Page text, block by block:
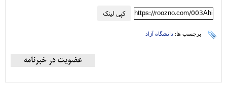
کپی لینک https://roozno.com/003Ahi
برچسب ها: دانشگاه آزاد